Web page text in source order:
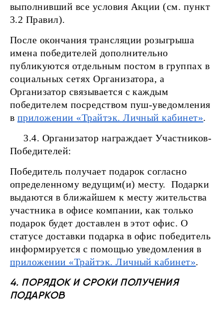
выполнивший все условия Акции (см. пункт
3.2 Правил).
После окончания трансляции розыгрыша
имена победителей дополнительно
публикуются отдельным постом в группах в
социальных сетях Организатора, а
Организатор связывается с каждым
победителем посредством пуш-уведомления
в приложении «Трайтэк. Личный кабинет».
3.4. Организатор награждает Участников-
Победителей:
Победитель получает подарок согласно
определенному ведущим(и) месту. Подарки
выдаются в ближайшем к месту жительства
участника в офисе компании, как только
подарок будет доставлен в этот офис. О
статусе доставки подарка в офис победитель
информируется с помощью уведомления в
приложении «Трайтэк. Личный кабинет».
4. ПОРЯДОК И СРОКИ ПОЛУЧЕНИЯ
ПОДАРКОВ